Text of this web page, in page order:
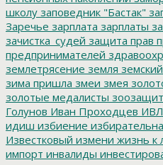
школу заповедник "Бастак"
Заречье зарплата зарплаты
зачистка_судей защита прав
предпринимателей
землетрясение земля
зима пришла змеи змея
золотые медалисты
Голунов Иван Проходцев ИВЛ
идиш избиение
Известковый измени жизнь к
импорт инвалиды